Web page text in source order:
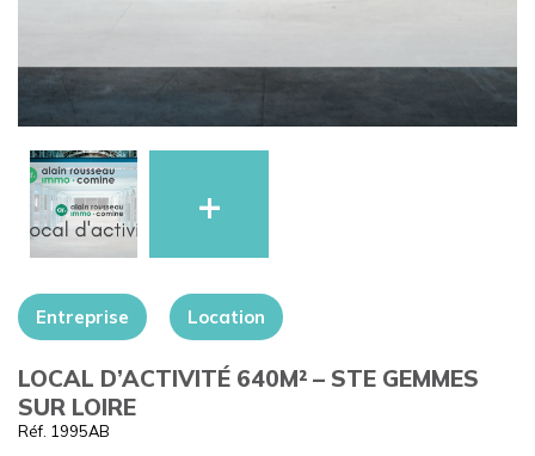
+
Entreprise Location
LOCAL D’ACTIVITÉ 640M² – STE GEMMES
SUR LOIRE
Réf. 1995AB